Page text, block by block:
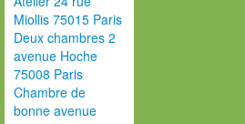
Miollis 75015 Paris
Deux chambres 2
avenue Hoche
75008 Paris
Chambre de
bonne avenue